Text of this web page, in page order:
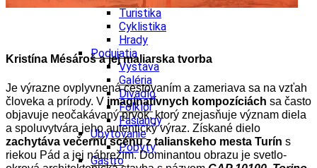
Turistika
Cyklistika
Hrady
Podujatia
Výstava
Galéria
Divadlo
Folklór
Fašiangy
Ubytovanie
Pobyty
Gastro
Kristína Mésároš a jej maliarska tvorba
Je výrazne ovplyvnená cestovaním a zameriava sa na vzťah
človeka a prírody. V imaginatívnych kompozíciách sa často
objavuje neočakávaný prvok, ktorý znejasňuje význam diela
a spoluvytvára jeho autentický výraz. Získané dielo
zachytáva večernú scénu z talianskeho mesta Turín s
riekou Pád a jej nábrežím. Dominantou obrazu je svetlo-